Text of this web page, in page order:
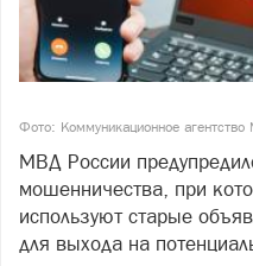
Фото: Коммуникационное агентство
МВД России
мошенничества, при
используют старые
для выхода на